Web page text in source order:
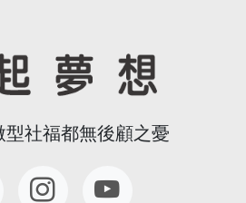
社福都無後顧之憂